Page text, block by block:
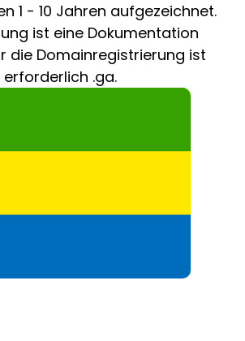
1 - 10 Jahren aufgezeichnet.
ist eine Dokumentation
die Domainregistrierung ist
.ga.